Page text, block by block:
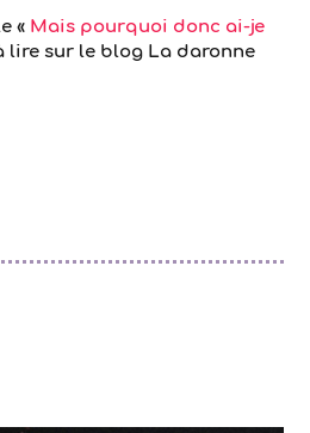
« Mais pourquoi donc ai-je
lire sur le blog La daronne